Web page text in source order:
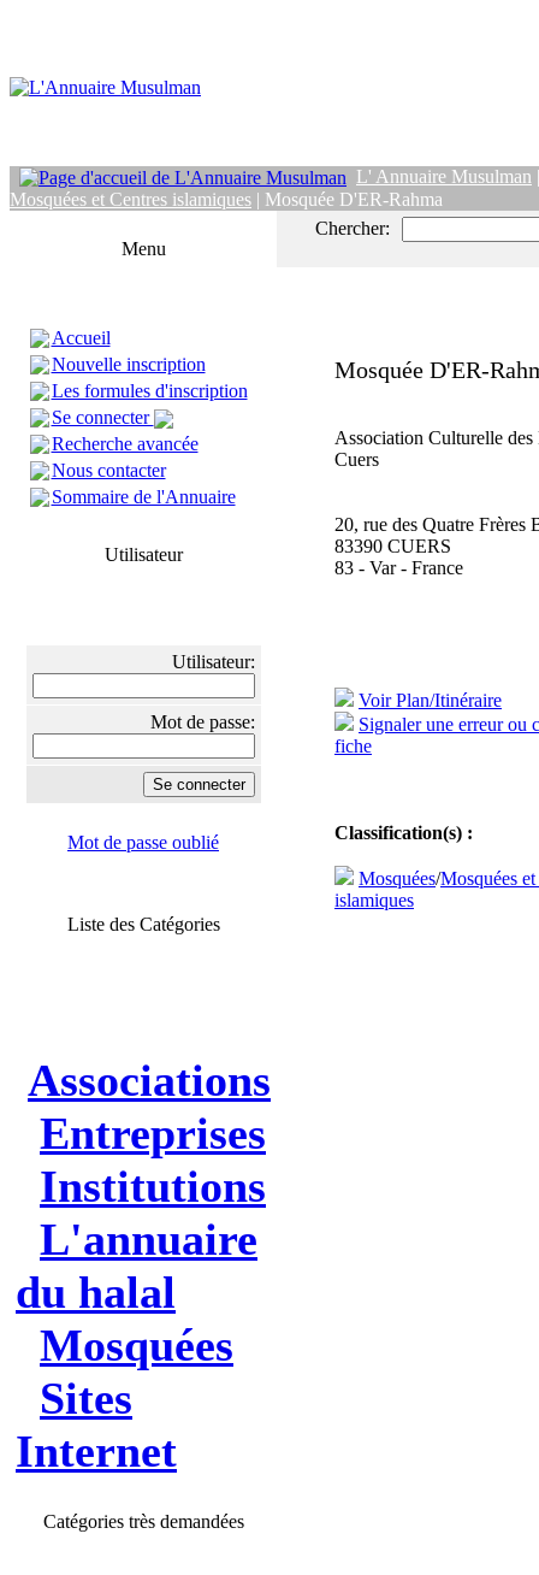
L' Annuaire Musulman
Mosquées et Centres islamiques | Mosquée D'ER-Rahma
Menu
Accueil
Nouvelle inscription
Les formules d'inscription
Se connecter
Recherche avancée
Nous contacter
Sommaire de l'Annuaire
Utilisateur
Utilisateur:
Mot de passe:
Mot de passe oublié
Liste des Catégories
Associations
Entreprises
Institutions
L'annuaire
du halal
Mosquées
Sites
Internet
Catégories très demandées
Chercher:
Mosquée D'ER-
Association Culturelle des
Cuers
20, rue des Quatre Frères
83390 CUERS
83 - Var - France
Voir Plan/Itinéraire
Signaler une erreur ou
fiche
Classification(s) :
Mosquées/Mosquées
islamiques